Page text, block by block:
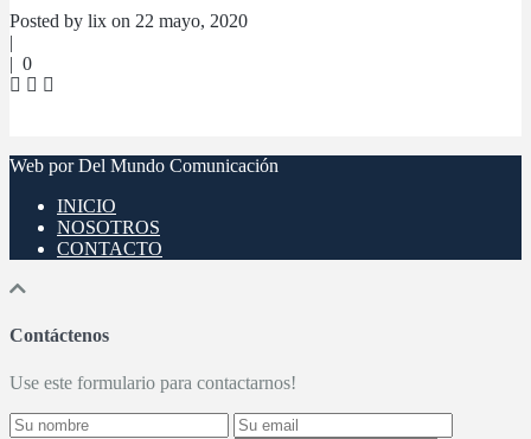
Posted by lix on 22 mayo, 2020
|
| 0
Web por Del Mundo Comunicación
INICIO
NOSOTROS
CONTACTO
Contáctenos
Use este formulario para contactarnos!